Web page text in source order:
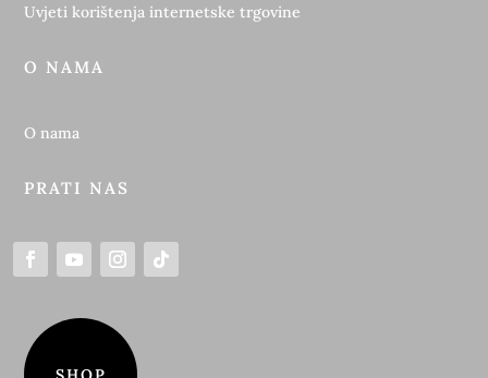
Uvjeti korištenja internetske trgovine
O NAMA
O nama
PRATI NAS